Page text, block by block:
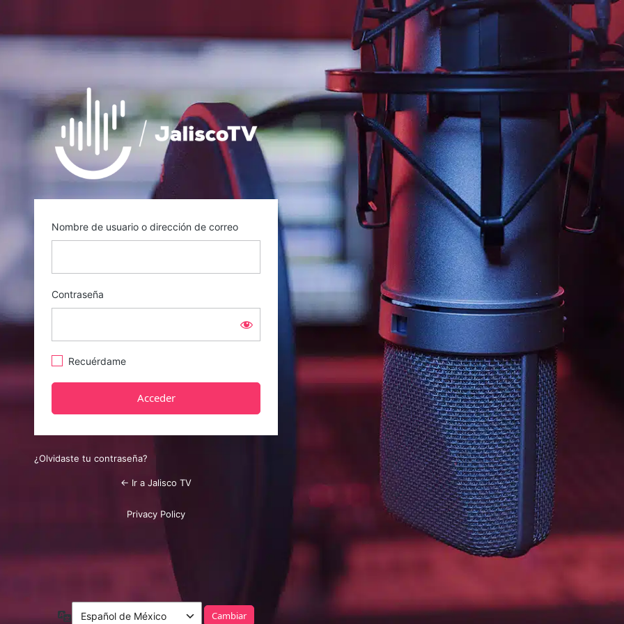
https://jaliscotv.com
Nombre de usuario o dirección de correo
Contraseña
Recuérdame
¿Olvidaste tu contraseña?
← Ir a Jalisco TV
Privacy Policy
Idioma